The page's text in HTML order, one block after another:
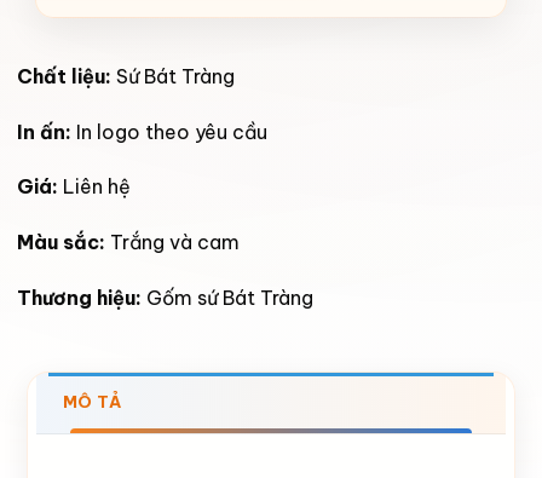
Chất liệu: Sứ Bát Tràng
In ấn: In logo theo yêu cầu
Giá: Liên hệ
Màu sắc: Trắng và cam
Thương hiệu: Gốm sứ Bát Tràng
MÔ TẢ